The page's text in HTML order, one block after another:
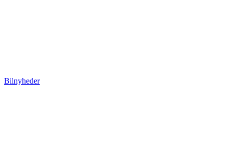
Bilnyheder